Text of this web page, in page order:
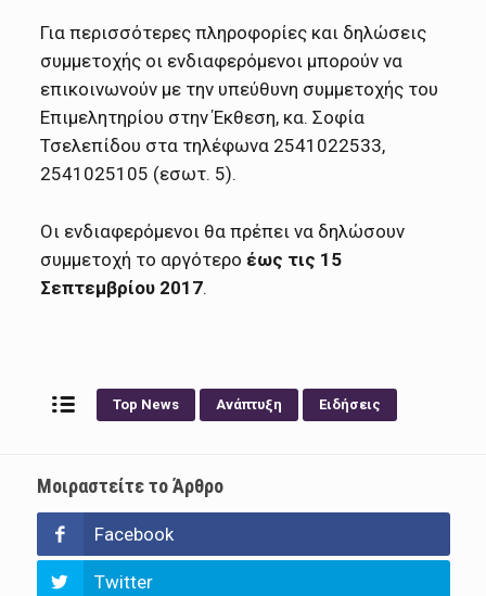
Για περισσότερες πληροφορίες και δηλώσεις
συμμετοχής οι ενδιαφερόμενοι μπορούν να
επικοινωνούν με την υπεύθυνη συμμετοχής του
Επιμελητηρίου στην Έκθεση, κα. Σοφία
Τσελεπίδου στα τηλέφωνα 2541022533,
2541025105 (εσωτ. 5).
Οι ενδιαφερόμενοι θα πρέπει να δηλώσουν
συμμετοχή το αργότερο έως τις 15
Σεπτεμβρίου 2017.
Top News Ανάπτυξη Ειδήσεις
Μοιραστείτε το Άρθρο
Facebook
Twitter